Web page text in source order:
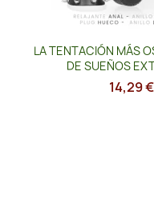
Vista
LA TENTACIÓN MÁS
DE SUEÑOS
14,29 €